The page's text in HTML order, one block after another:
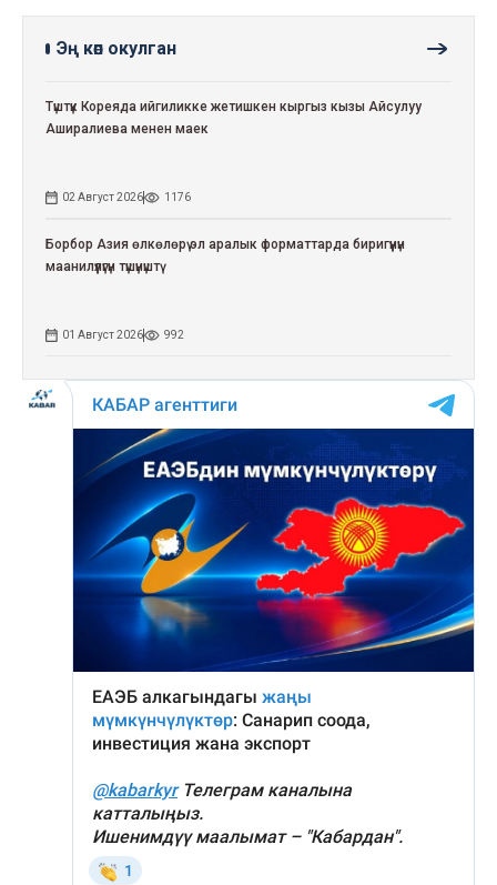
Эң көп окулган
Түштүк Кореяда ийгиликке жетишкен кыргыз кызы Айсулуу
Аширалиева менен маек
02 Август 2026 1176
Борбор Азия өлкөлөрү эл аралык форматтарда биригүүнүн
маанилүүлүгүн түшүнүштү
01 Август 2026 992